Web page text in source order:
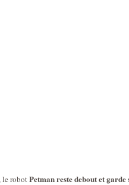
le robotPetman reste debout et